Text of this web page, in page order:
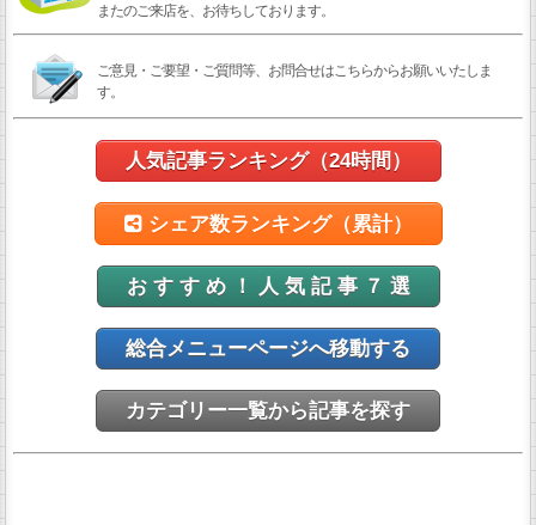
またのご来店を、お待ちしております。
ご意見・ご要望・ご質問等、お問合せはこちらからお願いいたしま
す。
人気記事ランキング（24時間）
シェア数ランキング（累計）
お す す め ！ 人 気 記 事 ７ 選
総合メニューページへ移動する
カテゴリー一覧から記事を探す